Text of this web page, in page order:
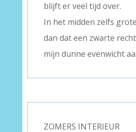
blijft er veel tijd over.
In het midden zelfs
dan dat een zwarte
mijn dunne evenwicht
ZOMERS INTERIEUR